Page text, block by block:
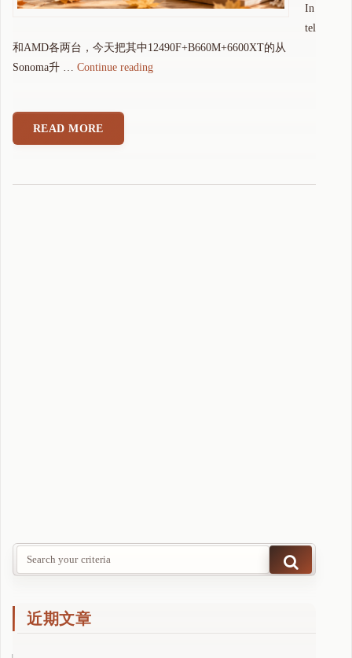
In
tel
和AMD各两台，今天把其中12490F+B660M+6600XT的从
Sonoma升 … Continue reading"
到
READ MORE
近期文章